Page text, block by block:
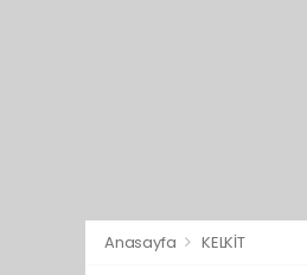
Anasayfa KELKİT